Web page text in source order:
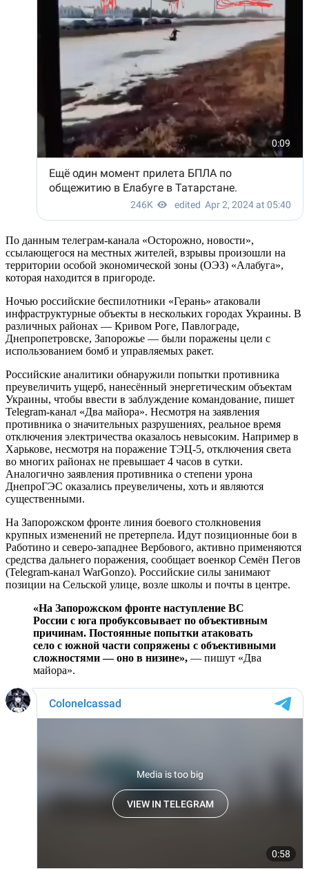
По данным телеграм-канала «Осторожно, новости»,
ссылающегося на местных жителей, взрывы произошли на
территории особой экономической зоны (ОЭЗ) «Алабуга»,
которая находится в пригороде.
Ночью российские беспилотники «Герань» атаковали
инфраструктурные объекты в нескольких городах Украины. В
различных районах — Кривом Роге, Павлограде,
Днепропетровске, Запорожье — были поражены цели с
использованием бомб и управляемых ракет.
Российские аналитики обнаружили попытки противника
преувеличить ущерб, нанесённый энергетическим объектам
Украины, чтобы ввести в заблуждение командование, пишет
Telegram-канал «Два майора». Несмотря на заявления
противника о значительных разрушениях, реальное время
отключения электричества оказалось невысоким. Например в
Харькове, несмотря на поражение ТЭЦ-5, отключения света
во многих районах не превышает 4 часов в сутки.
Аналогично заявления противника о степени урона
ДнепроГЭС оказались преувеличены, хоть и являются
существенными.
На Запорожском фронте линия боевого столкновения
крупных изменений не претерпела. Идут позиционные бои в
Работино и северо-западнее Вербового, активно применяются
средства дальнего поражения, сообщает военкор Семён Пегов
(Telegram-канал WarGonzo). Российские силы занимают
позиции на Сельской улице, возле школы и почты в центре.
«На Запорожском фронте наступление ВС
России с юга пробуксовывает по объективным
причинам. Постоянные попытки атаковать
село с южной части сопряжены с объективными
сложностями — оно в низине», — пишут «Два
майора».